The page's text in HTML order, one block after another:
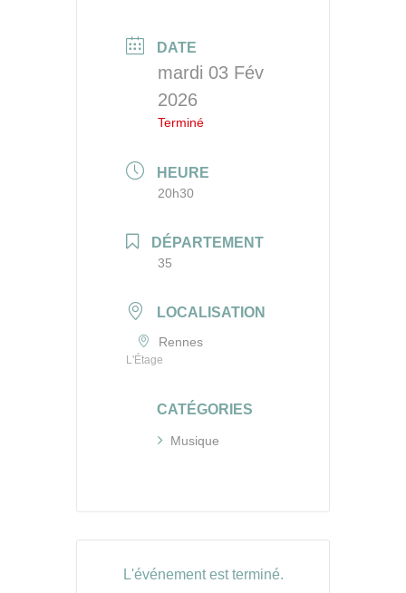
DATE
mardi 03 Fév
2026
Terminé
HEURE
20h30
DÉPARTEMENT
35
LOCALISATION
Rennes
L'Étage
CATÉGORIES
Musique
L'événement est terminé.